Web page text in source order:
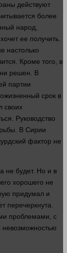
действуют
более
народ,
ее получить.
настолько
Кроме того, в
решен. В
партии
срок в
своих
Руководство
В Сирии
фактор не
не будет. Но и в
хорошего не
придумал и
перечеркнута.
проблемами, с